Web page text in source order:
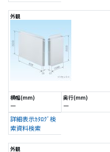
ー ー
詳細表示ｶﾀﾛｸﾞ検
索資料検索